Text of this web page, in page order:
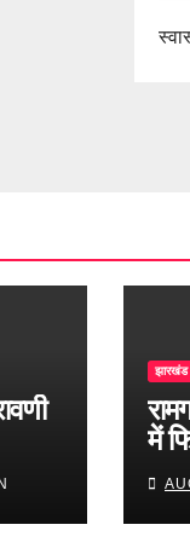
झारखंड
में
बना